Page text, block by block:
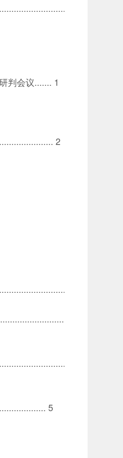
判会议....... 1
2
5